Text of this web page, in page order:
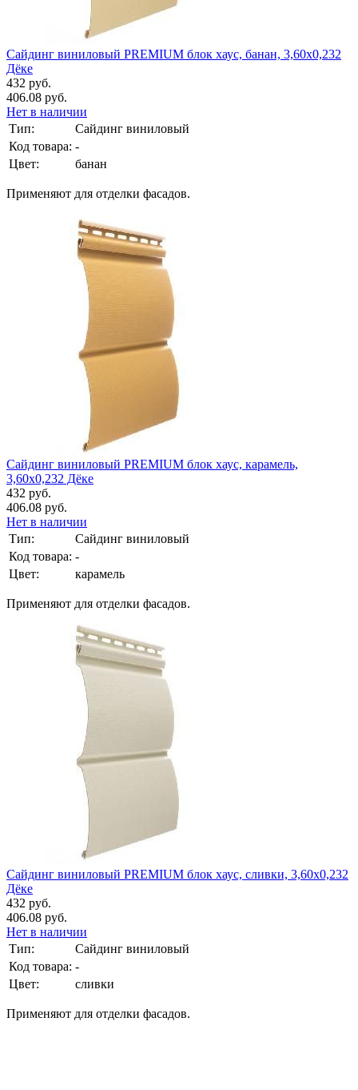
Сайдинг виниловый PREMIUM блок хаус, банан, 3,60х0,232
Дёке
432 руб.
406.08 руб.
Нет в наличии
Тип:
Сайдинг виниловый
Код товара: -
Цвет:
банан
Применяют для отделки фасадов.
Сайдинг виниловый PREMIUM блок хаус, карамель,
3,60х0,232 Дёке
432 руб.
406.08 руб.
Нет в наличии
Тип:
Сайдинг виниловый
Код товара: -
Цвет:
карамель
Применяют для отделки фасадов.
Сайдинг виниловый PREMIUM блок хаус, сливки, 3,60х0,232
Дёке
432 руб.
406.08 руб.
Нет в наличии
Тип:
Сайдинг виниловый
Код товара: -
Цвет:
сливки
Применяют для отделки фасадов.